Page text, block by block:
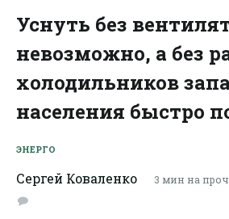
Уснуть без
невозможно, а без
холодильников
населения быстро
ЭНЕРГО
Сергей Коваленко 3 мин на